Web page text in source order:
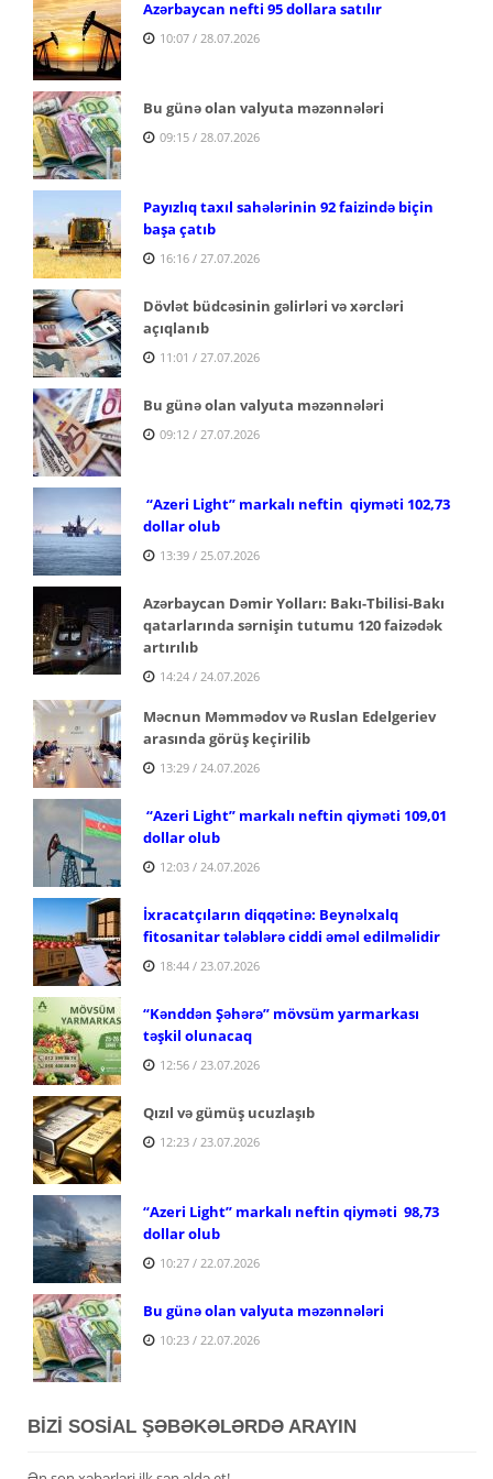
Azərbaycan nefti 95 dollara satılır
10:07 / 28.07.2026
Bu günə olan valyuta məzənnələri
09:15 / 28.07.2026
Payızlıq taxıl sahələrinin 92 faizində biçin
başa çatıb
16:16 / 27.07.2026
Dövlət büdcəsinin gəlirləri və xərcləri
açıqlanıb
11:01 / 27.07.2026
Bu günə olan valyuta məzənnələri
09:12 / 27.07.2026
“Azeri Light” markalı neftin qiyməti 102,73
dollar olub
13:39 / 25.07.2026
Azərbaycan Dəmir Yolları: Bakı-Tbilisi-Bakı
qatarlarında sərnişin tutumu 120 faizədək
artırılıb
14:24 / 24.07.2026
Məcnun Məmmədov və Ruslan Edelgeriev
arasında görüş keçirilib
13:29 / 24.07.2026
“Azeri Light” markalı neftin qiyməti 109,01
dollar olub
12:03 / 24.07.2026
İxracatçıların diqqətinə: Beynəlxalq
fitosanitar tələblərə ciddi əməl edilməlidir
18:44 / 23.07.2026
“Kənddən Şəhərə” mövsüm yarmarkası
təşkil olunacaq
12:56 / 23.07.2026
Qızıl və gümüş ucuzlaşıb
12:23 / 23.07.2026
“Azeri Light” markalı neftin qiyməti 98,73
dollar olub
10:27 / 22.07.2026
Bu günə olan valyuta məzənnələri
10:23 / 22.07.2026
BİZİ SOSİAL ŞƏBƏKƏLƏRDƏ ARAYIN